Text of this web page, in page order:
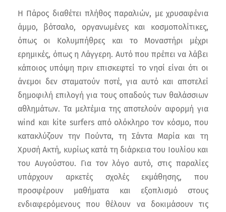
Η Πάρος διαθέτει πλήθος παραλιών, με χρυσαφένια
άμμο, βότσαλο, οργανωμένες και κοσμοπολίτικες,
όπως οι Κολυμπήθρες και το Μοναστήρι μέχρι
ερημικές, όπως η Λάγγερη. Αυτό που πρέπει να λάβει
κάποιος υπόψη πριν επισκεφτεί το νησί είναι ότι οι
άνεμοι δεν σταματούν ποτέ, για αυτό και αποτελεί
δημοφιλή επιλογή για τους οπαδούς των θαλάσσιων
αθλημάτων. Τα μελτέμια της αποτελούν αφορμή για
wind και kite surfers από ολόκληρο τον κόσμο, που
κατακλύζουν την Πούντα, τη Σάντα Μαρία και τη
Χρυσή Ακτή, κυρίως κατά τη διάρκεια του Ιουλίου και
του Αυγούστου. Για τον λόγο αυτό, στις παραλίες
υπάρχουν αρκετές σχολές εκμάθησης, που
προσφέρουν μαθήματα και εξοπλισμό στους
ενδιαφερόμενους που θέλουν να δοκιμάσουν τις